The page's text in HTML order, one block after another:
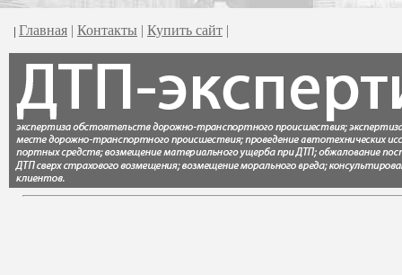
| Главная | Контакты | Купить сайт |